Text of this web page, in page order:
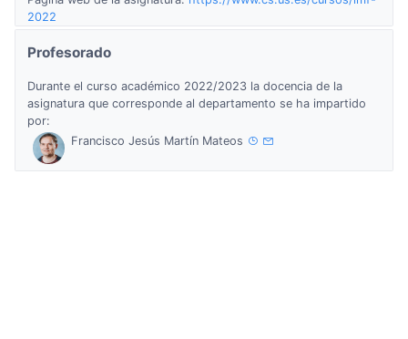
2022
Profesorado
Durante el curso académico 2022/2023 la docencia de la
asignatura que corresponde al departamento se ha impartido
por:
Francisco Jesús Martín Mateos